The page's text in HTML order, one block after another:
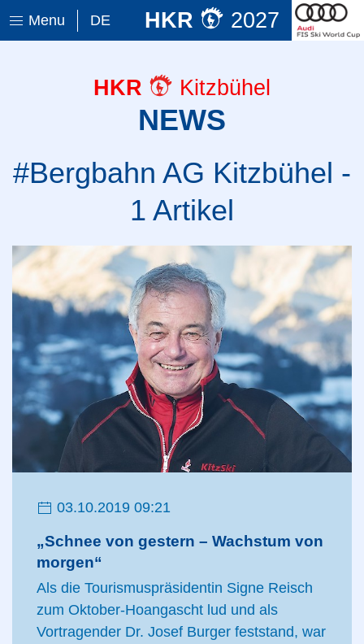
Menu DE HKR 2027
HKR Kitzbühel
NEWS
#Bergbahn AG Kitzbühel -
1 Artikel
03.10.2019 09:21
„Schnee von gestern – Wachstum von
morgen“
Als die Tourismuspräsidentin Signe Reisch
zum Oktober-Hoangascht lud und als
Vortragender Dr. Josef Burger feststand, war